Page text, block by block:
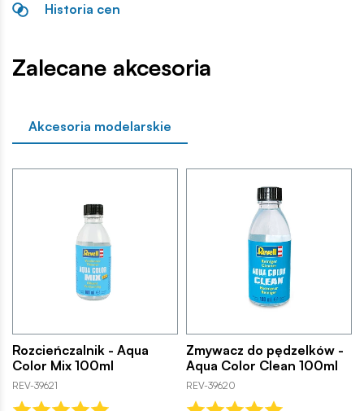
Historia cen
Zalecane akcesoria
Akcesoria modelarskie
Rozcieńczalnik - Aqua
Color Mix 100ml
REV-39621
Zmywacz do pędzelków -
Aqua Color Clean 100ml
REV-39620